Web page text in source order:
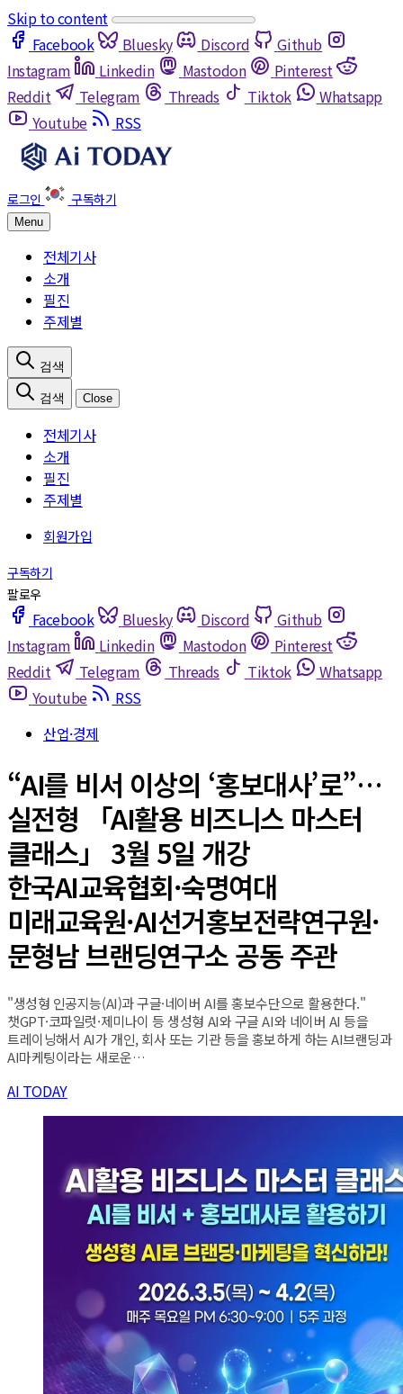
Skip to content
Facebook
Bluesky Discord
Github
Instagram
Linkedin Mastodon
Pinterest
Reddit
Telegram Threads Tiktok
Whatsapp
Youtube
RSS
Menu
전체기사
소개
필진
주제별
Close
전체기사
소개
필진
주제별
Facebook Bluesky Discord
Github
Instagram
Linkedin Mastodon
Pinterest
Reddit
Telegram Threads Tiktok
Whatsapp
Youtube
RSS
산업·경제
“AI를 비서 이상의 ‘홍보대사’로”…
실전형 「AI활용 비즈니스 마스터
클래스」 3월 5일 개강
한국AI교육협회·숙명여대
미래교육원·AI선거홍보전략연구원·
문형남 브랜딩연구소 공동 주관
"생성형 인공지능(AI)과 구글·네이버 AI를 홍보수단으로 활용한다."
챗GPT·코파일럿·제미나이 등 생성형 AI와 구글 AI와 네이버 AI 등을
트레이닝해서 AI가 개인, 회사 또는 기관 등을 홍보하게 하는 AI브랜딩과
AI마케팅이라는 새로운…
AI TODAY